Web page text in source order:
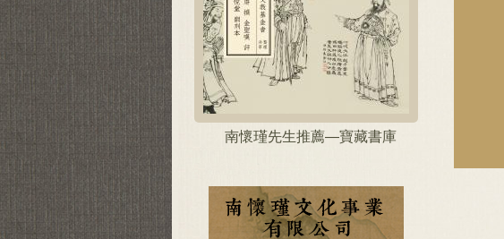
南懷瑾先生推薦—寶藏書庫